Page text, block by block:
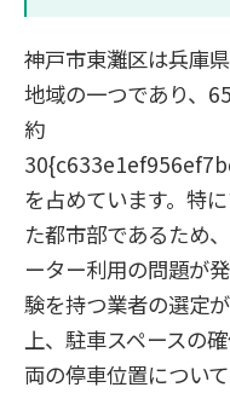
神戸市東灘区は兵庫
地域の一つであり、
約
を占めています。特
た都市部であるため
ーター利用の問題が
験を持つ業者の選定
上、駐車スペースの
両の停車位置につい